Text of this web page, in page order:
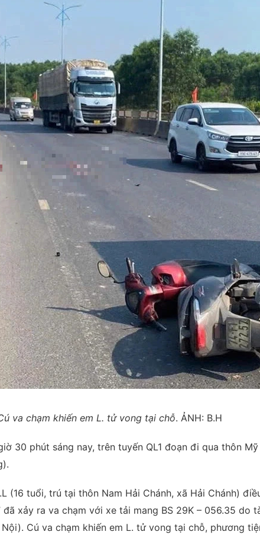
va chạm khiến em L. tử vong tại chỗ. ẢNH: B.H
30 phút sáng nay, trên tuyến QL1 đoạn đi qua thôn Mỹ
(16 tuổi, trú tại thôn Nam Hải Chánh, xã Hải Chánh)
đã xảy ra va chạm với xe tải mang BS 29K – 056.35 do
Cú va chạm khiến em L. tử vong tại chỗ, phương